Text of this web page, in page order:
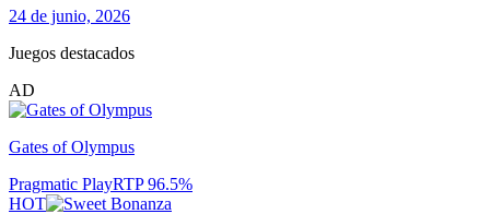
24 de junio, 2026
Juegos destacados
AD
Gates of Olympus
Pragmatic PlayRTP96.5%
HOT